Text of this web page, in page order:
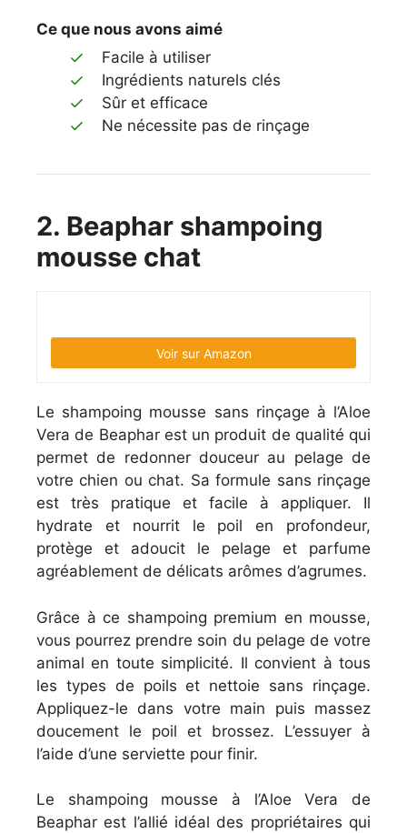
Ce que nous avons aimé
Facile à utiliser
Ingrédients naturels clés
Sûr et efficace
Ne nécessite pas de rinçage
2. Beaphar shampoing
mousse chat
Voir sur Amazon
Le shampoing mousse sans rinçage à l’Aloe
Vera de Beaphar est un produit de qualité qui
permet de redonner douceur au pelage de
votre chien ou chat. Sa formule sans rinçage
est très pratique et facile à appliquer. Il
hydrate et nourrit le poil en profondeur,
protège et adoucit le pelage et parfume
agréablement de délicats arômes d’agrumes.
Grâce à ce shampoing premium en mousse,
vous pourrez prendre soin du pelage de votre
animal en toute simplicité. Il convient à tous
les types de poils et nettoie sans rinçage.
Appliquez-le dans votre main puis massez
doucement le poil et brossez. L’essuyer à
l’aide d’une serviette pour finir.
Le shampoing mousse à l’Aloe Vera de
Beaphar est l’allié idéal des propriétaires qui